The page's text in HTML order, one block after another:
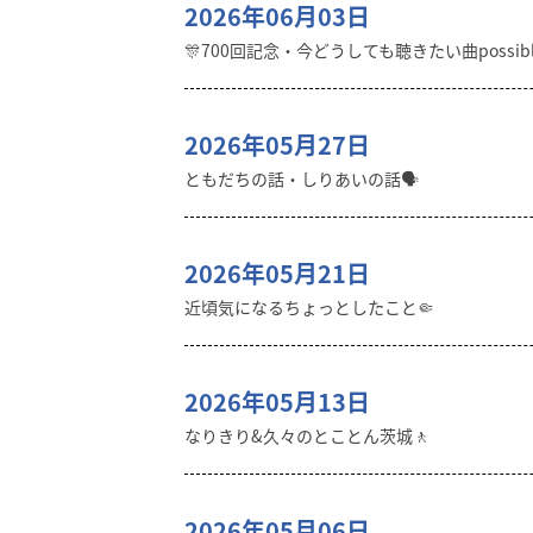
2026年06月03日
🎊700回記念・今どうしても聴きたい曲
2026年05月27日
ともだちの話・しりあいの話🗣️
2026年05月21日
近頃気になるちょっとしたこと🤏
2026年05月13日
なりきり&久々のとことん茨城🚶